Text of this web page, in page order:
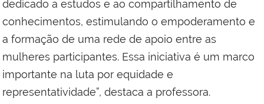
dedicado a estudos e ao compartilhamento de
conhecimentos, estimulando o empoderamento e
a formação de uma rede de apoio entre as
mulheres participantes. Essa iniciativa é um marco
importante na luta por equidade e
representatividade”, destaca a professora.